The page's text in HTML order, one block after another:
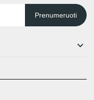
Prenumeruoti
